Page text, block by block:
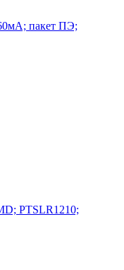
пакет ПЭ;
PTSLR1210;